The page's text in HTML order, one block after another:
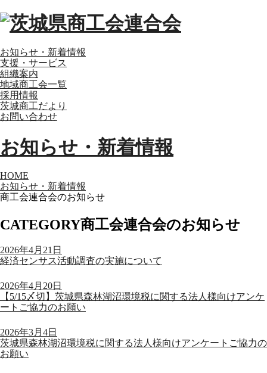
お知らせ・新着情報
支援・サービス
組織案内
地域商工会一覧
採用情報
茨城商工だより
お問い合わせ
お知らせ・新着情報
HOME
お知らせ・新着情報
商工会連合会のお知らせ
CATEGORY商工会連合会のお知らせ
2026年4月21日
経済センサス活動調査の実施について
2026年4月20日
【5/15〆切】茨城県森林湖沼環境税に関する法人様向けアンケ
ートご協力のお願い
2026年3月4日
茨城県森林湖沼環境税に関する法人様向けアンケートご協力の
お願い